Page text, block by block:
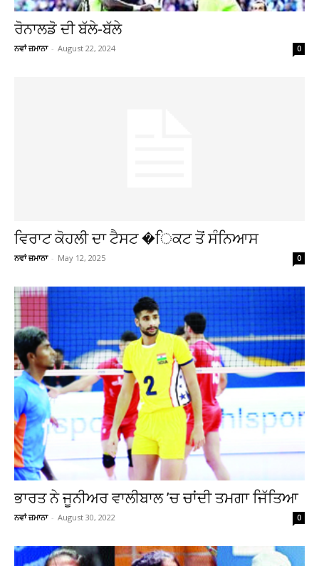
ਰੋਨਾਲਡੋ ਦੀ ਬੱਲੇ-ਬੱਲੇ
ਨਵਾਂ ਜ਼ਮਾਨਾ - August 22, 2024 0
ਵਿਰਾਟ ਕੋਹਲੀ ਦਾ ਟੈਸਟ �ਿਕਟ ਤੋਂ ਸੰਨਿਆਸ
ਨਵਾਂ ਜ਼ਮਾਨਾ - May 12, 2025 0
ਭਾਰਤ ਨੇ ਜੂਨੀਅਰ ਵਾਲੀਬਾਲ ’ਚ ਚਾਂਦੀ ਤਮਗਾ ਜਿੱਤਿਆ
ਨਵਾਂ ਜ਼ਮਾਨਾ - August 30, 2022 0